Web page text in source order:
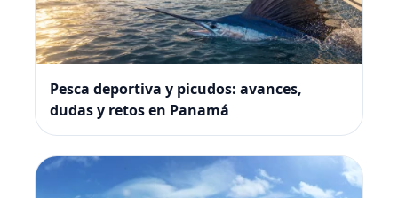
Pesca deportiva y picudos: avances,
dudas y retos en Panamá